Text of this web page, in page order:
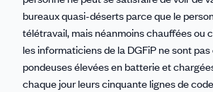
bureaux quasi-déserts parce que le
télétravail, mais néanmoins chauffées ou
les informaticiens de la DGFiP ne sont
pondeuses élevées en batterie et
chaque jour leurs cinquante lignes de